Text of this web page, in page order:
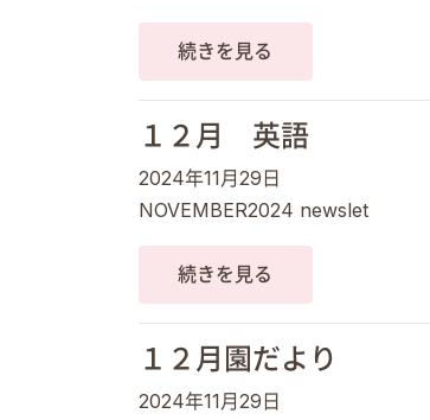
続きを見る
１２月 英語
2024年11月29日
NOVEMBER2024 newslet
続きを見る
１２月園だより
2024年11月29日